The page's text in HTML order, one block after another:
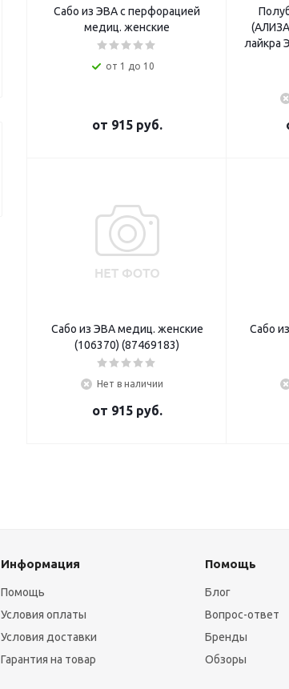
Сабо из ЭВА с перфорацией
медиц. женские
от 1 до 10
от 915 руб.
лайкра
Сабо из ЭВА медиц. женские
(106370) (87469183)
Нет в наличии
от 915 руб.
Сабо
Информация
Помощь
Условия оплаты
Условия доставки
Гарантия на товар
Помощь
Блог
Вопрос-ответ
Бренды
Обзоры